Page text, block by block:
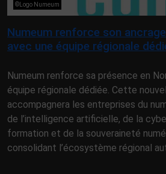
©Logo Numeum
Numeum renforce son
avec une équipe régionale
Numeum renforce sa présence en
équipe régionale dédiée. Cette
accompagnera les entreprises du
de l’intelligence artificielle, de la
formation et de la souveraineté
consolidant l’écosystème régional